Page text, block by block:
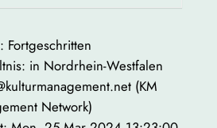
Fortgeschritten
in Nordrhein-Westfalen
(KM
Network)